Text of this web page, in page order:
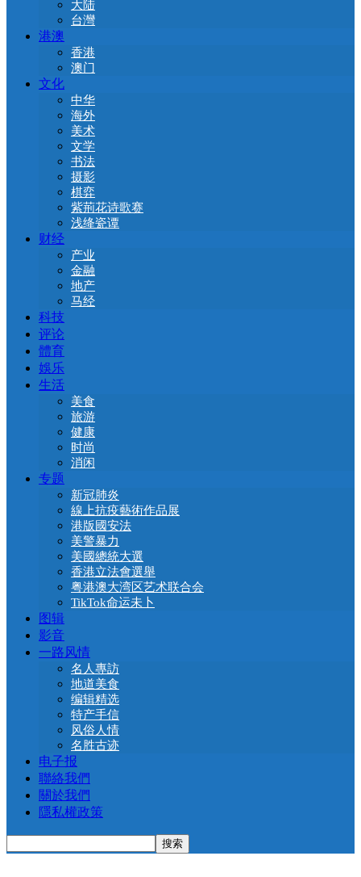
大陆
台灣
港澳
香港
澳门
文化
中华
海外
美术
文学
书法
摄影
棋弈
紫荊花诗歌赛
浅绛瓷谭
财经
产业
金融
地产
马经
科技
评论
體育
娛乐
生活
美食
旅游
健康
时尚
消闲
专题
新冠肺炎
線上抗疫藝術作品展
港版國安法
美警暴力
美國總統大選
香港立法會選舉
粤港澳大湾区艺术联合会
TikTok命运未卜
图辑
影音
一路风情
名人專訪
地道美食
编辑精选
特产手信
风俗人情
名胜古迹
电子报
聯絡我們
關於我們
隱私權政策